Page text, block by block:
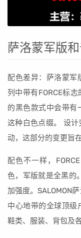
萨洛蒙军版
配色差异：萨洛蒙军
列中带有FORCE标
的黑色款式中会带有
这种白色点缀。 设
动，这部分的变更旨
配色不一样，
色，军版就是全黑的
加强度。SALOMON
中心地带的全球顶级
鞋类、服装、背包及